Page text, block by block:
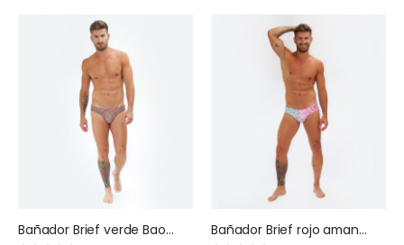
Bañador Brief verde Baobab Wild skin Bañador Brief rojo amanecer Wild Skin